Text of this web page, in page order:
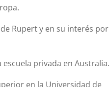
Rupert y en su interés por
privada en Australia.
en la Universidad de